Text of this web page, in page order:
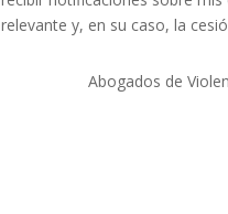
relevante y, en su caso, la
Abogados de